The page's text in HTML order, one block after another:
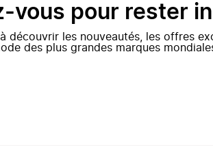
vous pour rester
découvrir les nouveautés, les offres
des plus grandes marques